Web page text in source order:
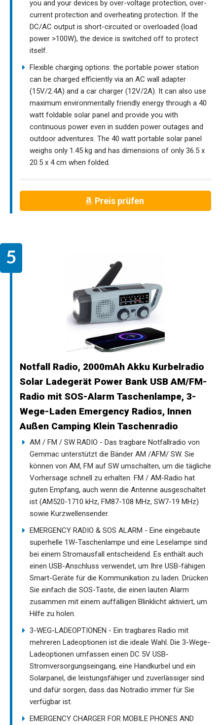
you and your devices by over-voltage protection, over-
current protection and overheating protection. If the
DC/AC output is short-circuited or overloaded (load
power >100W), the device is switched off to protect
itself.
Flexible charging options: the portable power station
can be charged efficiently via an AC wall adapter
(15V/2.4A) and a car charger (12V/2A). It can also use
maximum environmentally friendly energy through a 40
watt foldable solar panel and provide you with
continuous power even in sudden power outages and
outdoor adventures. The 40 watt portable solar panel
weighs only 1.45 kg and has dimensions of only 36.5 x
20.5 x 4 cm when folded.
Preis prüfen
Notfall Radio, 2000mAh Akku Kurbelradio
Solar Ladegerät Power Bank USB AM/FM-
Radio mit SOS-Alarm Taschenlampe, 3-
Wege-Laden Emergency Radios, Innen
Außen Camping Klein Taschenradio
AM / FM / SW RADIO - Das tragbare Notfallradio von
Gemmac unterstützt die Bänder AM /AFM/ SW. Sie
können von AM, FM auf SW umschalten, um die tägliche
Vorhersage schnell zu erhalten. FM / AM-Radio hat
guten Empfang, auch wenn die Antenne ausgeschaltet
ist (AM520-1710 kHz, FM87-108 MHz, SW7-19 MHz)
sowie Kurzwellensender.
EMERGENCY RADIO & SOS ALARM - Eine eingebaute
superhelle 1W-Taschenlampe und eine Leselampe sind
bei einem Stromausfall entscheidend. Es enthält auch
einen USB-Anschluss verwendet, um Ihre USB-fähigen
Smart-Geräte für die Kommunikation zu laden. Drücken
Sie einfach die SOS-Taste, die einen lauten Alarm
zusammen mit einem auffälligen Blinklicht aktiviert, um
Hilfe zu holen.
3-WEG-LADEOPTIONEN - Ein tragbares Radio mit
mehreren Ladeoptionen ist die ideale Wahl. Die 3-Wege-
Ladeoptionen umfassen einen DC 5V USB-
Stromversorgungseingang, eine Handkurbel und ein
Solarpanel, die leistungsfähiger und zuverlässiger sind
und dafür sorgen, dass das Notradio immer für Sie
verfügbar ist.
EMERGENCY CHARGER FOR MOBILE PHONES AND